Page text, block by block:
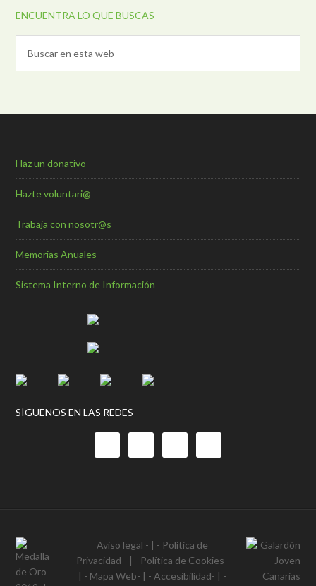
ENCUENTRA LO QUE BUSCAS
Haz un donativo
Hazte voluntari@
Trabaja con nosotr@s
Memorias Anuales
Sistema Interno de Información
SÍGUENOS EN LAS REDES
Aviso legal - | - Política de
Privacidad - | - Política de Cookies-
| - Mapa Web- | - Accesibilidad- | -